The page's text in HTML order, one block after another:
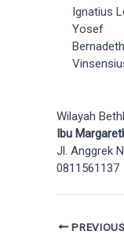
Ignatius
Yosef
Wilayah
Ibu
Jl. Anggrek
0811561137
PREVIOUS